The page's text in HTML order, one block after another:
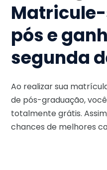
pós e
segunda
Ao realizar sua
de pós-graduação,
totalmente grátis.
chances de melhores